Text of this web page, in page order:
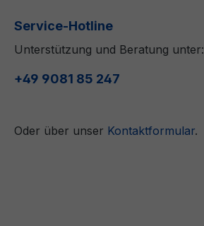
Service-Hotline
Unterstützung und Beratung unter:
+49 9081 85 247
Oder über unser Kontaktformular.